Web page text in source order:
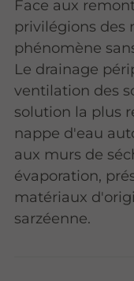
Face aux
privilégions des
phénomène
Le drainage
ventilation des
solution la plus
nappe d'eau
aux murs de
évaporation,
matériaux
sarzéenne.